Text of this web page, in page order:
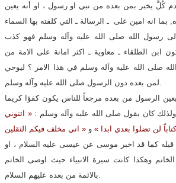
كُلُّ يخبر بمن بعده من نبي او رسول ، او أنه يعين
رسول الله صلى الله عليه وآله وسلم فهو كذب
ابن الطلقاء ـ معاوية ـ اكثر امانة على الامة من
صلى الله عليه وآله وسلم في هذا الامر ؟ ليوحي
الرسول من بعده مرجعاً للناس يكون كفؤا كريما
كان يقول صلى الله عليه وآله وسلم :« ائتوني
لن تضلوا بعدي ابدا » و
كما قد اخبر موسى عن عيسى عليه السلام ، او
وهكذا كانت سيرة الانبياء حيث اوصى الخاتم